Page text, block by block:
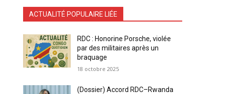
ACTUALITÉ POPULAIRE LIÉE
RDC : Honorine Porsche, violée
par des militaires après un
braquage
18 octobre 2025
(Dossier) Accord RDC–Rwanda